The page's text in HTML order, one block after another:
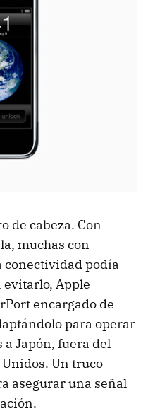
de cabeza. Con
muchas con
conectividad podía
Apple
encargado de
para operar
Japón, fuera del
Un truco
asegurar una señal